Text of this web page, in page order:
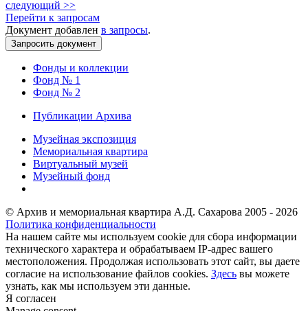
следующий >>
Перейти к запросам
Документ добавлен в запросы.
Фонды и коллекции
Фонд № 1
Фонд № 2
Публикации Архива
Музейная экспозиция
Мемориальная квартира
Виртуальный музей
Музейный фонд
© Архив и мемориальная квартира А.Д. Сахарова 2005 - 2026
Политика конфиденциальности
На нашем сайте мы используем cookie для сбора информации
технического характера и обрабатываем IP-адрес вашего
местоположения. Продолжая использовать этот сайт, вы даете
согласие на использование файлов cookies. Здесь вы можете
узнать, как мы используем эти данные.
Я согласен